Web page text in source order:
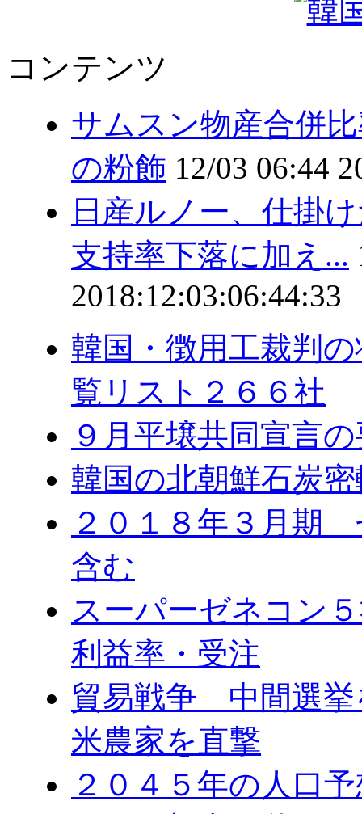
コンテンツ
サムスン物産合併
の粉飾 12/03 06:44
日産ルノー、仕掛
支持率下落に加え...
2018:12:03:06:44:33
韓国・徴用工裁判
覧リスト２６６社
９月平壌共同宣言
韓国の北朝鮮石炭
２０１８年３月期
含む
スーパーゼネコン
利益率・受注
貿易戦争 中間選
米農家を直撃
２０４５年の人口